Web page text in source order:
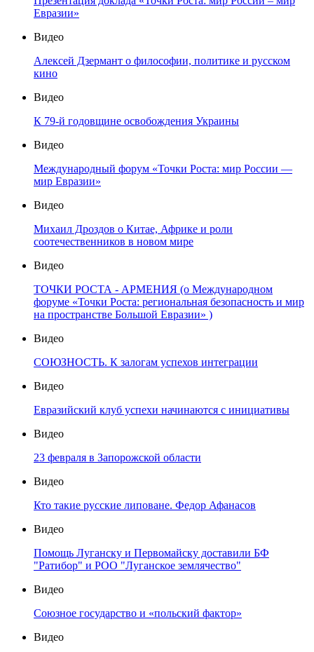
Евразии»
Видео
Алексей Дзермант о философии, политике и русском
кино
Видео
К 79-й годовщине освобождения Украины
Видео
Международный форум «Точки Роста: мир России —
мир Евразии»
Видео
Михаил Дроздов о Китае, Африке и роли
соотечественников в новом мире
Видео
ТОЧКИ РОСТА - АРМЕНИЯ (о Международном
форуме «Точки Роста: региональная безопасность и мир
на пространстве Большой Евразии» )
Видео
СОЮЗНОСТЬ. К залогам успехов интеграции
Видео
Евразийский клуб успехи начинаются с инициативы
Видео
23 февраля в Запорожской области
Видео
Кто такие русские липоване. Федор Афанасов
Видео
Помощь Луганску и Первомайску доставили БФ
"Ратибор" и РОО "Луганское землячество"
Видео
Союзное государство и «польский фактор»
Видео